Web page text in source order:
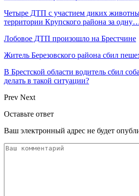
Четыре ДТП с участием диких
территории Крупского района за
Лобовое ДТП произошло на Брестчине
Житель Березовского района сбил
В Брестской области водитель сбил
делать в такой ситуации?
Prev Next
Оставьте ответ
Ваш электронный адрес не будет